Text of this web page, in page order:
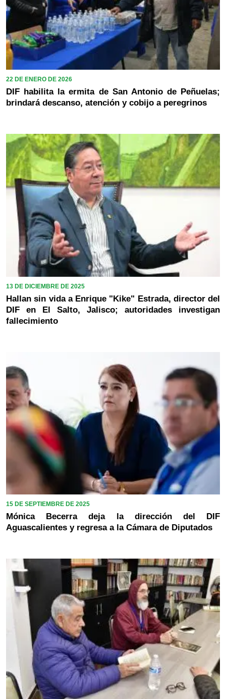
22 DE ENERO DE 2026
DIF habilita la ermita de San Antonio de Peñuelas;
brindará descanso, atención y cobijo a peregrinos
13 DE DICIEMBRE DE 2025
Hallan sin vida a Enrique "Kike" Estrada, director del
DIF en El Salto, Jalisco; autoridades investigan
fallecimiento
15 DE SEPTIEMBRE DE 2025
Mónica Becerra deja la dirección del DIF
Aguascalientes y regresa a la Cámara de Diputados